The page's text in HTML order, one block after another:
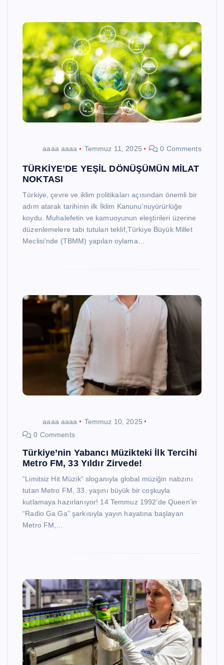
aaaa aaaa Temmuz 11, 2025 0 Comments
TÜRKİYE’DE YEŞİL DÖNÜŞÜMÜN MİLAT
NOKTASI
Türkiye, çevre ve iklim politikaları açısından önemli bir
adım atarak tarihinin ilk İklim Kanunu’nuyürürlüğe
koydu. Muhalefetin ve kamuoyunun eleştirileri üzerine
düzenlemelere tabi tutulan teklif,Türkiye Büyük Millet
Meclisi’nde (TBMM) yapılan oylama…
aaaa aaaa
Temmuz 10, 2025
0 Comments
Türkiye’nin Yabancı Müzikteki İlk Tercihi
Metro FM, 33 Yıldır Zirvede!
“Limitsiz Hit Müzik” sloganıyla global müziğin nabzını
tutan Metro FM, 33. yaşını büyük bir coşkuyla
kutlamaya hazırlanıyor! 14 Temmuz 1992’de Queen’in
“Radio Ga Ga” şarkısıyla yayın hayatına başlayan
Metro FM,…